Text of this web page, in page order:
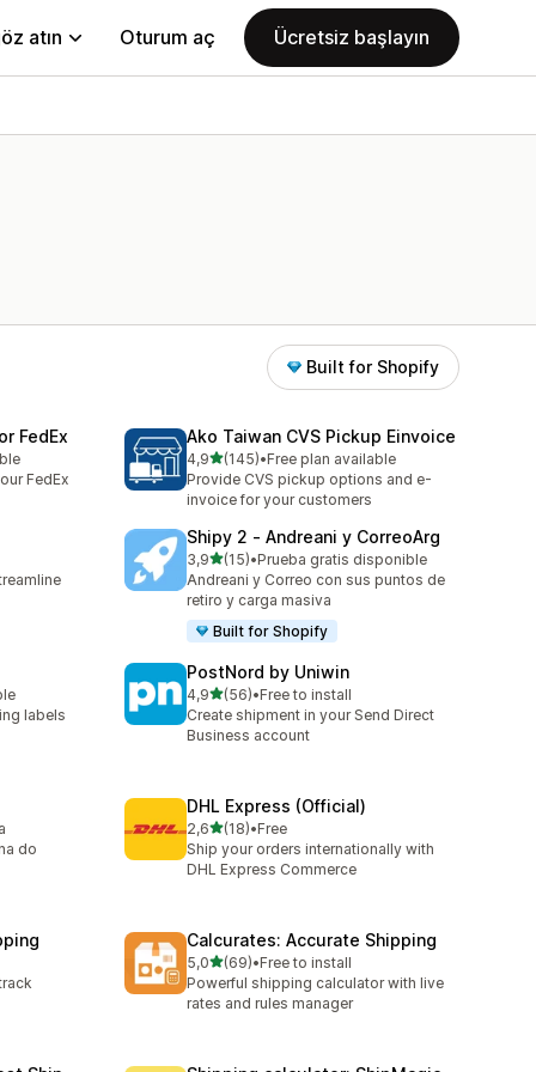
atın Oturum aç Ücretsiz başlayın
Built for Shopify
FedEx
FedEx
Ako Taiwan CVS Pickup Einvoice
4,95 yıldız üzerinden
(145)
toplam 145 değerlendirme
•Free plan available
Provide CVS pickup options and e-
invoice for your customers
Shipy 2 ‑ Andreani y CorreoArg
3,95 yıldız üzerinden
(15)
toplam 15 değerlendirme
•Prueba gratis disponible
Andreani y Correo con sus puntos de
retiro y carga masiva
Built for Shopify
labels
PostNord by Uniwin
4,95 yıldız üzerinden
(56)
toplam 56 değerlendirme
•Free to install
Create shipment in your Send Direct
Business account
do
DHL Express (Official)
2,65 yıldız üzerinden
(18)
toplam 18 değerlendirme
•Free
Ship your orders internationally with
DHL Express Commerce
Calcurates: Accurate Shipping
5,05 yıldız üzerinden
(69)
toplam 69 değerlendirme
•Free to install
Powerful shipping calculator with live
rates and rules manager